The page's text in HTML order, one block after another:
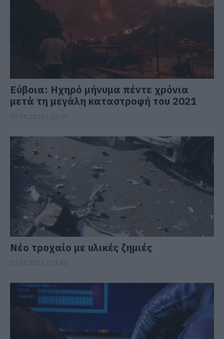
Εύβοια: Ηχηρό μήνυμα πέντε χρόνια
μετά τη μεγάλη καταστροφή του 2021
Νέο τροχαίο με υλικές ζημιές